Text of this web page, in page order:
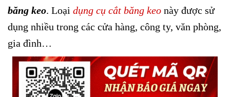
băng keo. Loại dụng cụ cắt băng keo này được sử
dụng nhiều trong các cửa hàng, công ty, văn phòng,
gia đình…